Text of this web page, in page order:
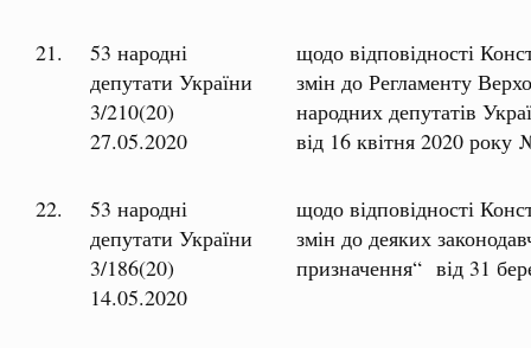
21.
53 народні
депутати України
3/210(20)
27.05.2020
щодо відповідності
змін до Регламенту
народних депутатів
від 16 квітня 2020
22.
53 народні
депутати України
3/186(20)
14.05.2020
щодо відповідності
змін до деяких
призначення“ від 31